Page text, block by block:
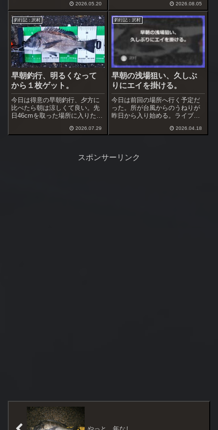
秋に黒鯛を上げているが半夜で
の経験は１回のみ。
2026.05.20
る事にした。心配なのはうねり
で左右へ落ち着かない流れ。う
ねりは前回より弱いので大丈夫
だろうと思った。
2026.08.05
釣行記：沢村
早朝釣行、明るくなって
から１枚ゲット。
今日は得意の早朝釣行、夕方に
比べたら朝は涼しくて良い。先
日46cmを取った場所に入りたい
え、道具類は全て積み込む。到
2026.07.29
釣行記：沢村
早朝の浅場狙い、久しぶ
りにエイを掛ける。
今日は前回の場所へ行く予定だ
った。所が台風からのうねりが
昨日から入り始める。ライブカ
が強い、これは無理そう場所変
問題ない。
2026.04.18
スポンサーリンク